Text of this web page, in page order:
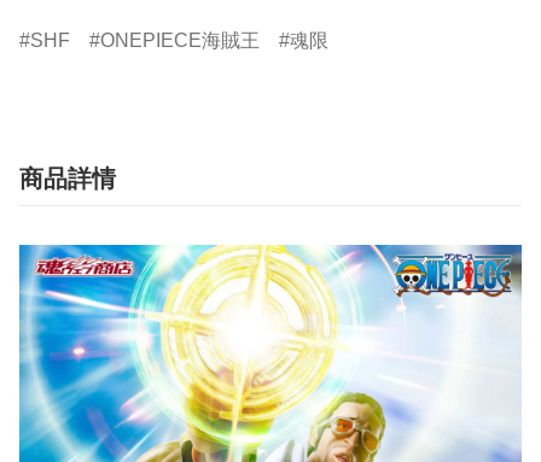
SHF ONEPIECE海賊王 魂限
商品詳情